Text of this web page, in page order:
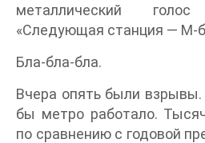
металлический
«Следующая станция — М-
Бла-бла-бла.
Вчера опять были
бы метро работало.
по сравнению с годовой